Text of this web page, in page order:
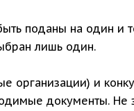
поданы на один и
лишь один.
организации) и
документы. Не